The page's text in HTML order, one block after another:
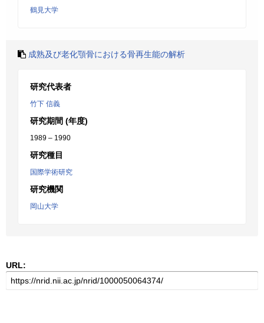
鶴見大学
成熟及び老化顎骨における骨再生能の解析
研究代表者
竹下 信義
研究期間 (年度)
1989 – 1990
研究種目
国際学術研究
研究機関
岡山大学
URL: